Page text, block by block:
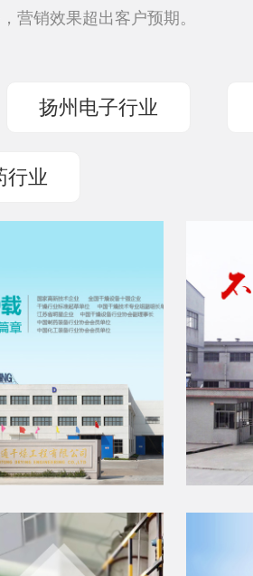
营销效果超出客户预期。
扬州电子行业
行业